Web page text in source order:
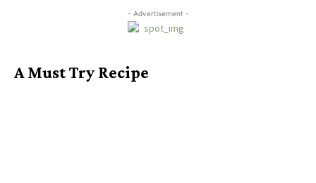
- Advertisement -
A Must Try Recipe